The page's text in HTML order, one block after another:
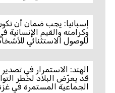
إسبانيا: يجب ضمان أن
وكرامته والقيم
للوصول الاستثنائي
الهند: الاستمرار في
قد يعرّض البلاد لخطر
الجماعية المستمرة في